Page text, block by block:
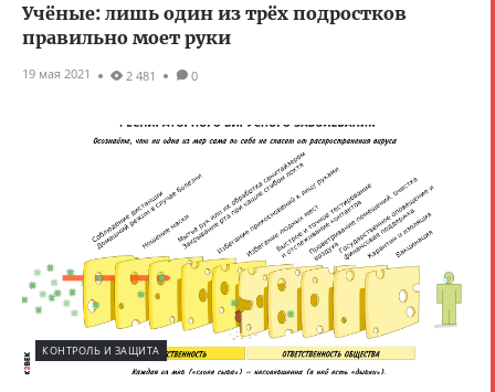
Учёные: лишь один из трёх подростков
правильно моет руки
19 мая 2021 2 481 0
КОНТРОЛЬ И ЗАЩИТА